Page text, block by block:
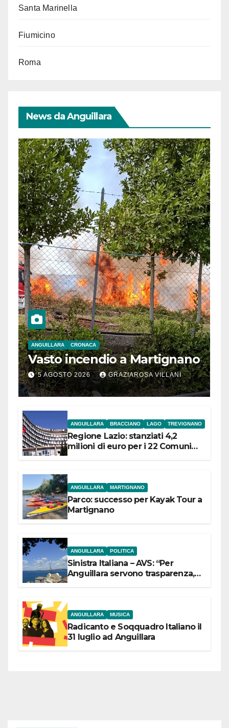
Santa Marinella
Fiumicino
Roma
News da Anguillara
ANGUILLARA CRONACA
Vasto incendio a Martignano
5 AGOSTO 2026 GRAZIAROSA VILLANI
ANGUILLARA BRACCIANO LAGO TREVIGNANO
Regione Lazio: stanziati 4,2
milioni di euro per i 22 Comuni
ANGUILLARA MARTIGNANO
Parco: successo per Kayak Tour a
Martignano
ANGUILLARA POLITICA
Sinistra Italiana – AVS: “Per
Anguillara servono trasparenza,
ANGUILLARA MUSICA
Radicanto e Soqquadro Italiano il
31 luglio ad Anguillara